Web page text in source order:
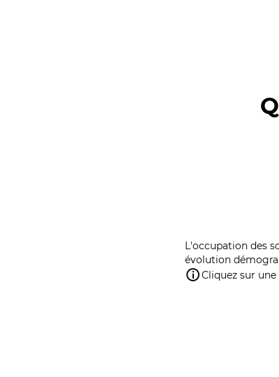
L'occupation des
évolution
Cliquez sur